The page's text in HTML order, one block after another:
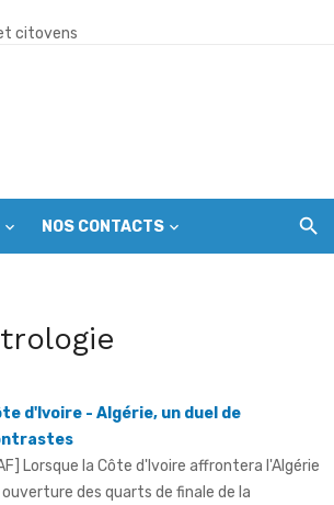
dans la ferveur
NOS CONTACTS
d'Ivoire - Algérie, un duel de
ouverture des quarts de finale de la
CAF CAN Féminine 2026, ...
Président angolais félicite la Côte